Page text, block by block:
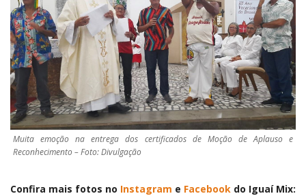
Muita emoção na entrega dos certificados de Moção de Aplauso e
Reconhecimento – Foto: Divulgação
Confira mais fotos no Instagram e Facebook do Iguaí Mix: